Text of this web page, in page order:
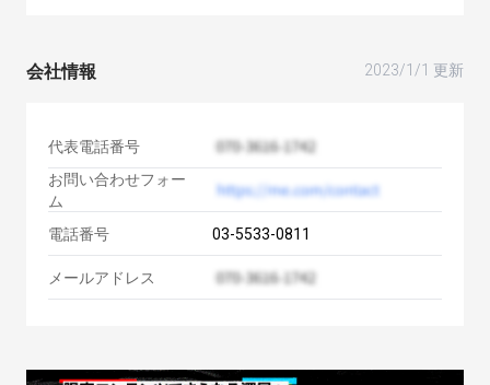
会社情報 2023/1/1 更新
代表電話番号
お問い合わせフォー
ム
電話番号
03-5533-0811
メールアドレス